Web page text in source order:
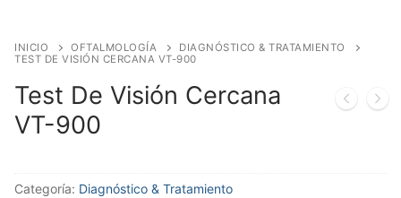
INICIO OFTALMOLOGÍA
DIAGNÓSTICO & TRATAMIENTO
TEST DE VISIÓN CERCANA VT-900
Test De Visión Cercana
VT-900
Categoría: Diagnóstico & Tratamiento